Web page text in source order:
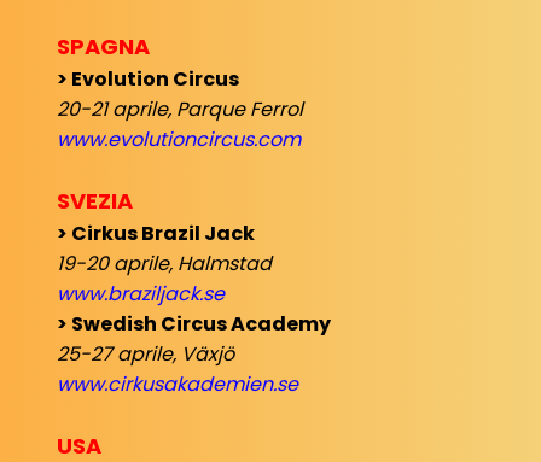
SPAGNA
> Evolution Circus
20-21 aprile, Parque Ferrol
www.evolutioncircus.com
SVEZIA
> Cirkus Brazil Jack
19-20 aprile, Halmstad
www.braziljack.se
> Swedish Circus Academy
25-27 aprile, Växjö
www.cirkusakademien.se
USA